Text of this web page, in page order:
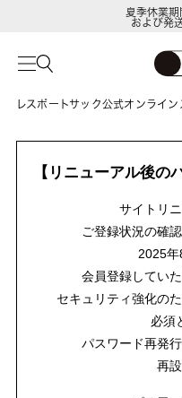
夏季休業
および発
レスポートサック公式オンライン
【リニューアル後の
サイトリ
ご登録状況の確
2025年
会員登録してい
セキュリティ強化の
必須
パスワード再発
再